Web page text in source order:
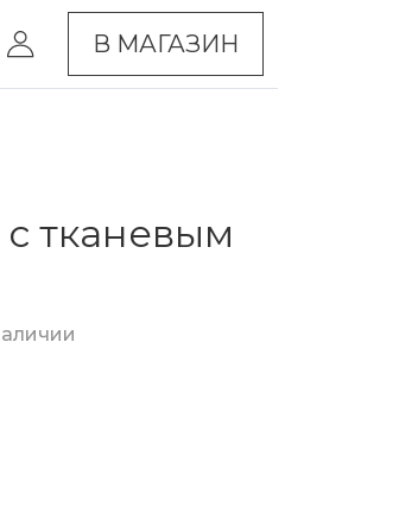
В МАГАЗИН
тканевым